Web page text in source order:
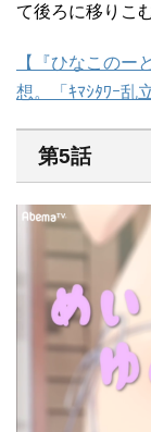
て後ろに移りこ
【『ひなこのー
想。「ｷﾏｼﾀﾜｰ乱
第5話